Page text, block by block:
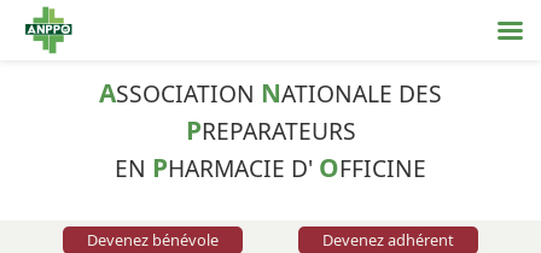
ASSOCIATION NATIONALE DES
PREPARATEURS
EN PHARMACIE D' OFFICINE
Devenez bénévole Devenez adhérent